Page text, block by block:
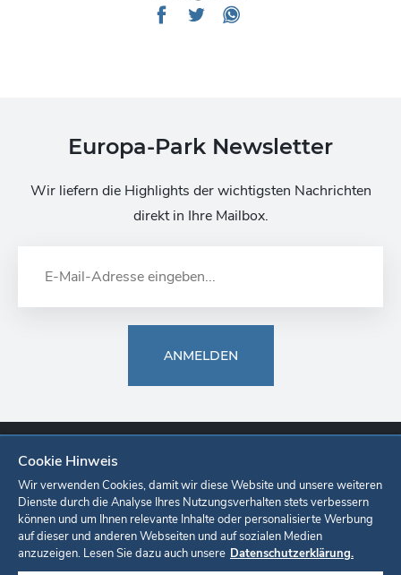
Europa-Park Newsletter
Wir liefern die Highlights der wichtigsten Nachrichten
direkt in Ihre Mailbox.
ANMELDEN
Europa-Park Ticketshop Onlineshop Karriere Unternehmen
Datenschutzerklärung Cookie-Einstellungen Impressum
Cookie Hinweis
Wir verwenden Cookies, damit wir diese Website und unsere weiteren
Dienste durch die Analyse Ihres Nutzungsverhalten stets verbessern
können und um Ihnen relevante Inhalte oder personalisierte Werbung
auf dieser und anderen Webseiten und auf sozialen Medien
anzuzeigen. Lesen Sie dazu auch unsere Datenschutzerklärung.